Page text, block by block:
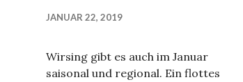
JANUAR 22, 2019
Wirsing gibt es auch im Januar
saisonal und regional. Ein flottes